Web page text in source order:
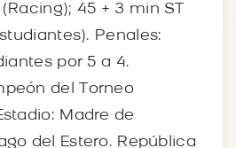
45 + 3 min ST
Penales:
por 5 a 4.
del Torneo
Madre de
del Estero. República